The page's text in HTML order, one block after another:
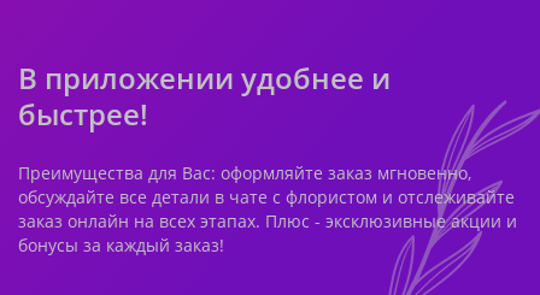
В приложении удобнее и
быстрее!
Преимущества для Вас: оформляйте заказ мгновенно,
обсуждайте все детали в чате с флористом и отслеживайте
заказ онлайн на всех этапах. Плюс - эксклюзивные акции и
бонусы за каждый заказ!